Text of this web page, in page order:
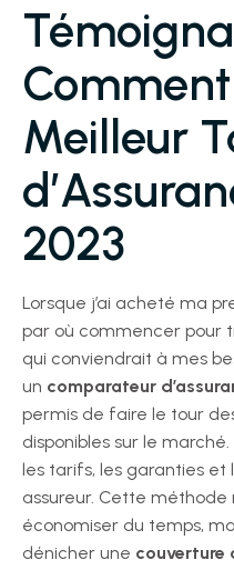
Meilleur
2023
Lorsque j’ai acheté ma
par où commencer pour
qui conviendrait à mes
un comparateur
permis de faire le tour
disponibles sur le marché.
les tarifs, les garanties et
assureur. Cette méthode
économiser du temps,
dénicher une couverture